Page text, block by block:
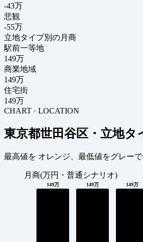
-43万
悲観
-55万
立地タイプ別の月商
駅前一等地
149万
商業地域
149万
住宅街
149万
CHART · LOCATION
東京都世田谷区・立地タ
最高値を オレンジ 、最低値をグレー
月商(万円・普通シナリオ)
149万 149万 149万